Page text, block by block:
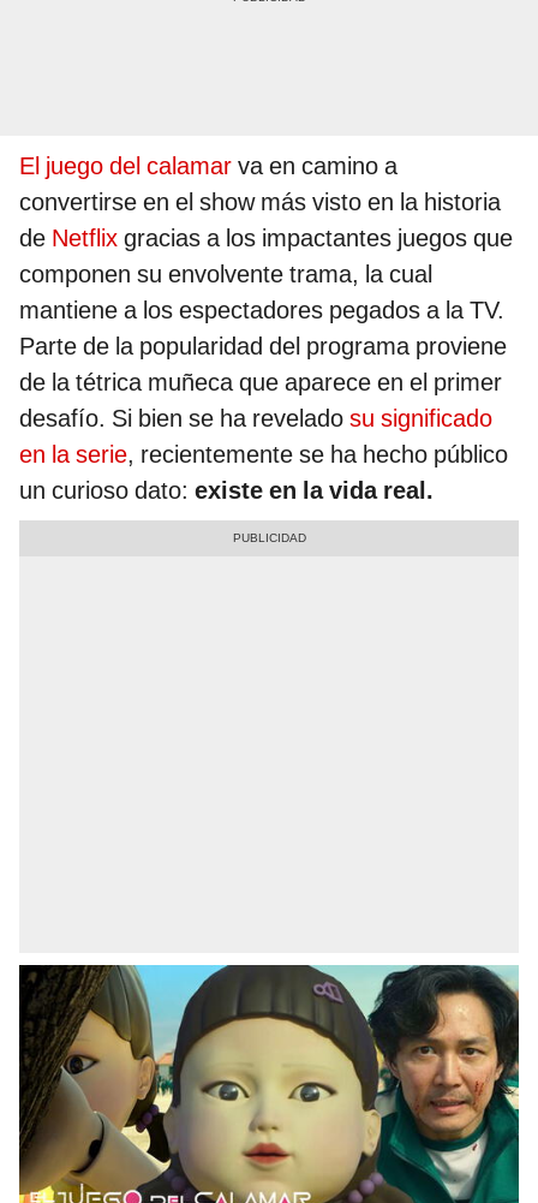
El juego del calamar va en camino a
convertirse en el show más visto en la historia
de Netflix gracias a los impactantes juegos que
componen su envolvente trama, la cual
mantiene a los espectadores pegados a la TV.
Parte de la popularidad del programa proviene
de la tétrica muñeca que aparece en el primer
desafío. Si bien se ha revelado su significado
en la serie, recientemente se ha hecho público
un curioso dato: existe en la vida real.